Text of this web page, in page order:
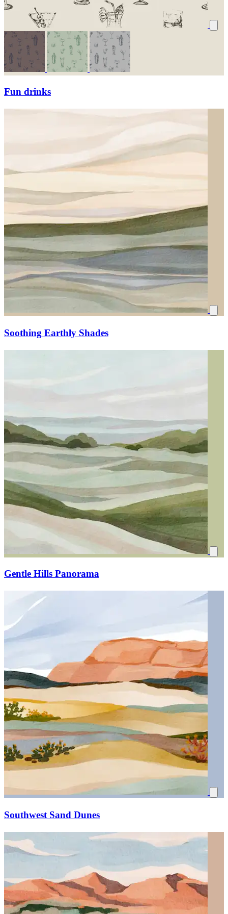
Fun drinks
Soothing Earthly Shades
Gentle Hills Panorama
Southwest Sand Dunes